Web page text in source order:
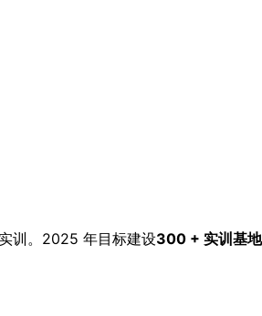
训。2025 年目标建设300 + 实训基地